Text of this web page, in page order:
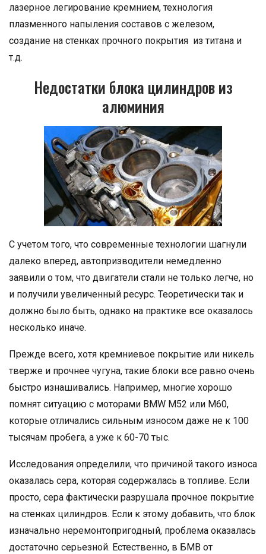
лазерное легирование кремнием, технология
плазменного напыления составов с железом,
создание на стенках прочного покрытия из титана и
т.д.
Недостатки блока цилиндров из
алюминия
С учетом того, что современные технологии шагнули
далеко вперед, автопризводители немедленно
заявили о том, что двигатели стали не только легче, но
и получили увеличенный ресурс. Теоретически так и
должно было быть, однако на практике все оказалось
несколько иначе.
Прежде всего, хотя кремниевое покрытие или никель
тверже и прочнее чугуна, такие блоки все равно очень
быстро изнашивались. Например, многие хорошо
помнят ситуацию с моторами BMW M52 или M60,
которые отличались сильным износом даже не к 100
тысячам пробега, а уже к 60-70 тыс.
Исследования определили, что причиной такого износа
оказалась сера, которая содержалась в топливе. Если
просто, сера фактически разрушала прочное покрытие
на стенках цилиндров. Если к этому добавить, что блок
изначально неремонтопригодный, проблема оказалась
достаточно серьезной. Естественно, в БМВ от